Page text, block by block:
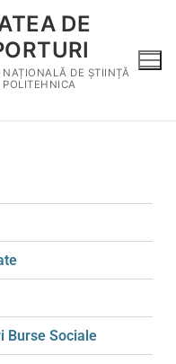
DE
NAȚIONALĂ DE ȘTIINȚĂ
Burse Sociale